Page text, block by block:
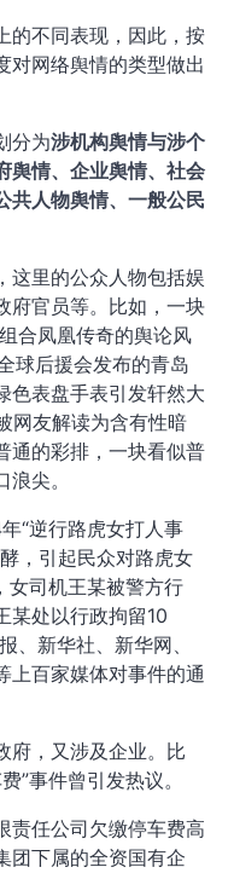
的不同表现，因此，按
对网络舆情的类型做出
分为涉机构舆情与涉个
舆情、企业舆情、社会
共人物舆情、一般公民
这里的公众人物包括娱
府官员等。比如，一块
合凤凰传奇的舆论风
球后援会发布的青岛
色表盘手表引发轩然大
友解读为含有性暗
通的彩排，一块看似普
尖。
“逆行路虎女打人事
，引起民众对路虎女
女司机王某被警方行
某处以行政拘留10
、新华社、新华网、
上百家媒体对事件的通
府，又涉及企业。比
”事件曾引发热议。
责任公司欠缴停车费高
团下属的全资国有企